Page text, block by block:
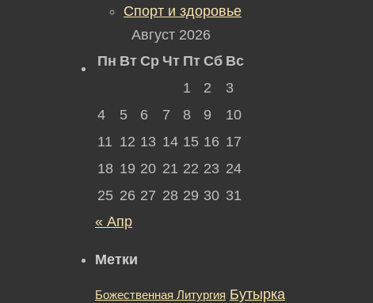
Спорт и здоровье
Август 2026
Пн Вт Ср Чт Пт Сб Вс
1
2
3
4
5 6 7 8 9
10
11 12 13 14 15 16 17
18 19 20 21 22 23 24
25 26 27 28 29 30 31
« Апр
Метки
Божественная Литургия Бутырка